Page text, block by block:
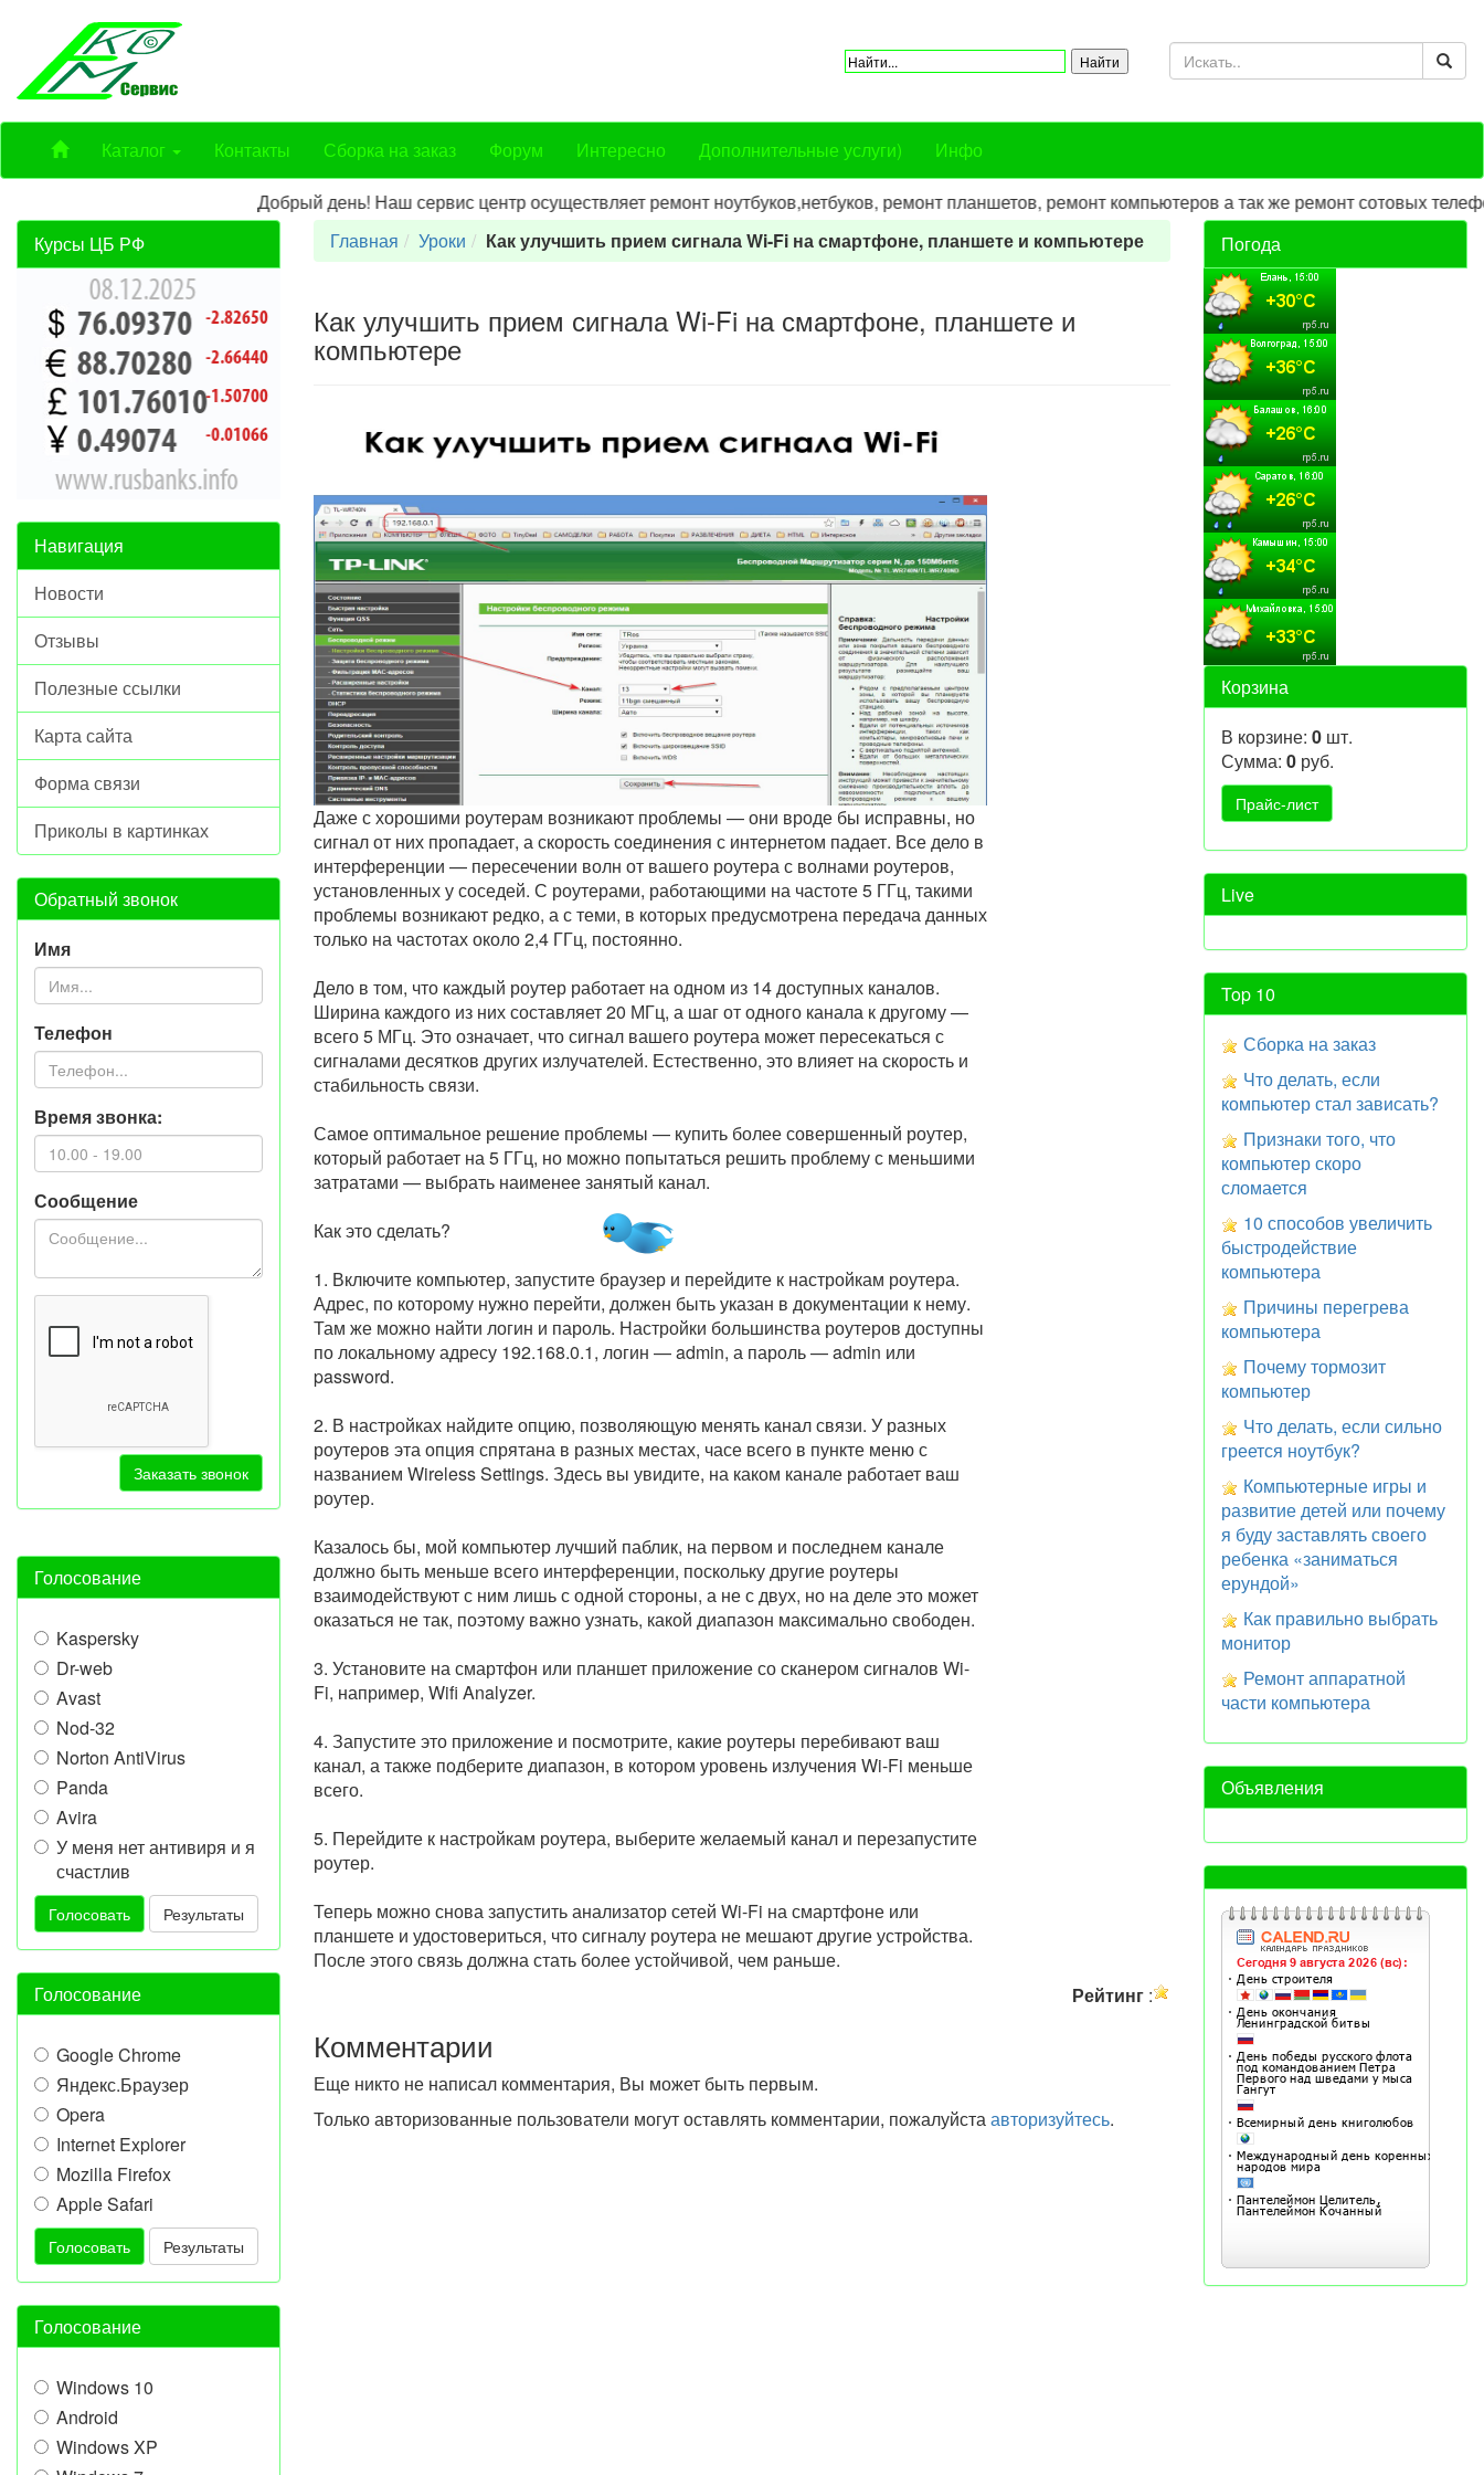
Каталог Контакты Сборка на заказ Форум Интересно Дополнительные услуги) Инфо
Добрый день! Наш сервис центр осуществляет ремонт ноутбуков,нетбуков, ремонт планшетов, ремонт компьютеров а так же ремонт сотовых
Курсы ЦБ РФ
Навигация
Новости
Отзывы
Полезные ссылки
Карта сайта
Форма связи
Приколы в картинках
Обратный звонок
Имя
Телефон
Время звонка:
Сообщение
Заказать звонок
Голосование
Kaspersky
Dr-web
Avast
Nod-32
Norton AntiVirus
Panda
Avira
У меня нет антивиря и я
счастлив
Голосовать Результаты
Голосование
Google Chrome
Яндекс.Браузер
Opera
Internet Explorer
Mozilla Firefox
Apple Safari
Голосовать Результаты
Голосование
Windows 10
Android
Windows XP
Главная Уроки Как улучшить прием сигнала Wi-Fi на смартфоне, планшете и компьютере
Как улучшить прием сигнала Wi-Fi на смартфоне, планшете и
компьютере
Даже с хорошими роутерам возникают проблемы — они вроде бы исправны, но
сигнал от них пропадает, а скорость соединения с интернетом падает. Все дело в
интерференции — пересечении волн от вашего роутера с волнами роутеров,
установленных у соседей. С роутерами, работающими на частоте 5 ГГц, такими
проблемы возникают редко, а с теми, в которых предусмотрена передача данных
только на частотах около 2,4 ГГц, постоянно.
Дело в том, что каждый роутер работает на одном из 14 доступных каналов.
Ширина каждого из них составляет 20 МГц, а шаг от одного канала к другому —
всего 5 МГц. Это означает, что сигнал вашего роутера может пересекаться с
сигналами десятков других излучателей. Естественно, это влияет на скорость и
стабильность связи.
Самое оптимальное решение проблемы — купить более совершенный роутер,
который работает на 5 ГГц, но можно попытаться решить проблему с меньшими
затратами — выбрать наименее занятый канал.
Как это сделать?
1. Включите компьютер, запустите браузер и перейдите к настройкам роутера.
Адрес, по которому нужно перейти, должен быть указан в документации к нему.
Там же можно найти логин и пароль. Настройки большинства роутеров доступны
по локальному адресу 192.168.0.1, логин — admin, а пароль — admin или
password.
2. В настройках найдите опцию, позволяющую менять канал связи. У разных
роутеров эта опция спрятана в разных местах, часе всего в пункте меню с
названием Wireless Settings. Здесь вы увидите, на каком канале работает ваш
роутер.
Казалось бы, мой компьютер лучший паблик, на первом и последнем канале
должно быть меньше всего интерференции, поскольку другие роутеры
взаимодействуют с ним лишь с одной стороны, а не с двух, но на деле это может
оказаться не так, поэтому важно узнать, какой диапазон максимально свободен.
3. Установите на смартфон или планшет приложение со сканером сигналов Wi-
Fi, например, Wifi Analyzer.
4. Запустите это приложение и посмотрите, какие роутеры перебивают ваш
канал, а также подберите диапазон, в котором уровень излучения Wi-Fi меньше
всего.
5. Перейдите к настройкам роутера, выберите желаемый канал и перезапустите
роутер.
Теперь можно снова запустить анализатор сетей Wi-Fi на смартфоне или
планшете и удостовериться, что сигналу роутера не мешают другие устройства.
После этого связь должна стать более устойчивой, чем раньше.
Рейтинг :
Комментарии
Еще никто не написал комментария, Вы может быть первым.
Только авторизованные пользователи могут оставлять комментарии, пожалуйстаавторизуйтесь.
Погода
Корзина
В корзине:0 шт.
Сумма:0 руб.
Live
Top 10
Сборка на заказ
Что делать, если
компьютер стал зависать?
Признаки того, что
компьютер скоро
сломается
10 способов увеличить
быстродействие
компьютера
Причины перегрева
компьютера
Почему тормозит
компьютер
Что делать, если сильно
греется ноутбук?
Компьютерные игры и
развитие детей или почему
я буду заставлять своего
ребенка «заниматься
ерундой»
Как правильно выбрать
монитор
Ремонт аппаратной
части компьютера
Объявления